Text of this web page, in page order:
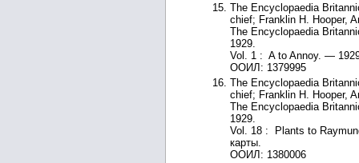
The Encyclopaedia
chief; Franklin H. Hooper,
The Encyclopaedia
1929.
Vol. 1 : A to Annoy. —
ООИЛ: 1379995
The Encyclopaedia
chief; Franklin H. Hooper,
The Encyclopaedia
1929.
Vol. 18 : Plants to
карты.
ООИЛ: 1380006